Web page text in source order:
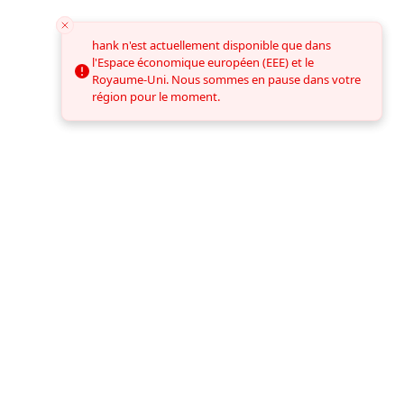
hank n'est actuellement disponible que dans
l'Espace économique européen (EEE) et le
Royaume-Uni. Nous sommes en pause dans votre
région pour le moment.
hank n'est actuellement disponible que dans
l'Espace économique européen (EEE) et le
Royaume-Uni. Nous sommes en pause dans votre
région pour le moment.